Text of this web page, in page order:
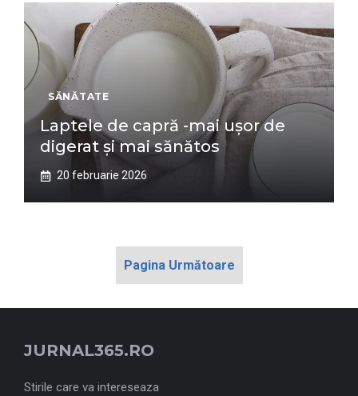
SĂNĂTATE
Laptele de capră -mai ușor de
digerat și mai sănătos
20 februarie 2026
Pagina Următoare
JURNAL365.RO
Stirile care va intereseaza